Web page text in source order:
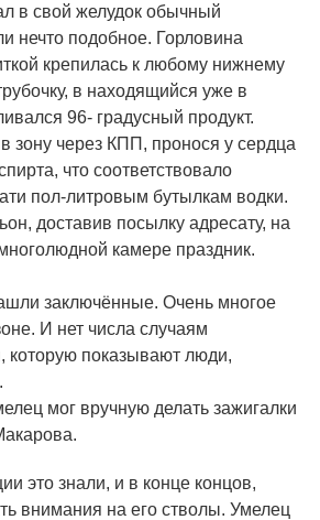
в свой желудок обычный
нечто подобное. Горловина
крепилась к любому нижнему
в находящийся уже в
96- градусный продукт.
зону через КПП, пронося у сердца
что соответствовало
пол-литровым бутылкам водки.
доставив посылку адресату, на
камере праздник.
заключённые. Очень многое
И нет числа случаям
которую показывают люди,
мог вручную делать зажигалки
это знали, и в конце концов,
внимания на его стволы. Умелец